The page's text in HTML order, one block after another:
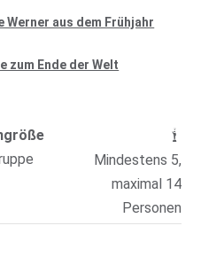
Werner aus dem Frühjahr
zum Ende der Welt
Mindestens 5,
maximal 14
Personen